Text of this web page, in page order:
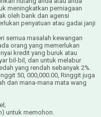
meningkatkan perniagaan
oleh bank dan agensi
penyatuan atau gadai janji
semua masalah kewangan
orang yang memerlukan
kredit yang buruk atau
bil-bil, dan untuk melabur
yang rendah sebanyak 2%.
50, 000,000.00, Ringgit juga
dan mana-mana mata wang
untuk memohon.